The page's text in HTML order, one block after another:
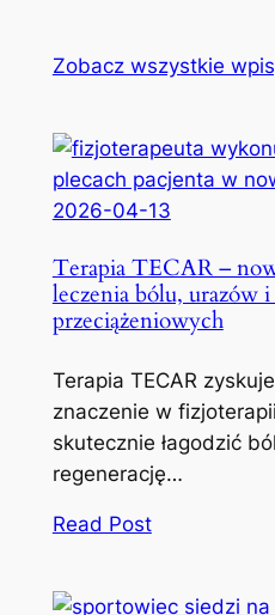
Zobacz wszystkie
2026-04-13
Terapia TECAR –
leczenia bólu, urazów
przeciążeniowych
Terapia TECAR
znaczenie w
skutecznie łagodzić
regenerację…
Read Post